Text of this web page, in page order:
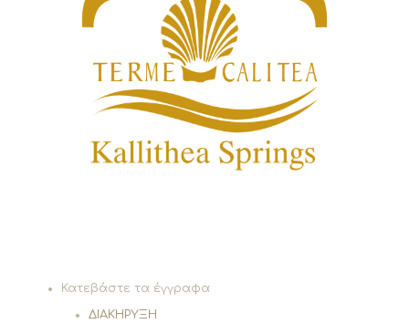
Κατεβάστε τα έγγραφα
ΔΙΑΚΗΡΥΞΗ